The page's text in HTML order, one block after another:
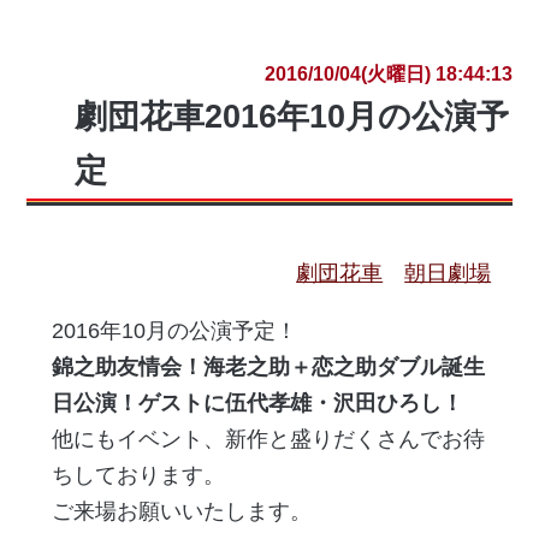
2016/10/04(火曜日) 18:44:13
劇団花車2016年10月の公演予
定
劇団花車 朝日劇場
2016年10月の公演予定！
錦之助友情会！海老之助＋恋之助ダブル誕生
日公演！ゲストに伍代孝雄・沢田ひろし！
他にもイベント、新作と盛りだくさんでお待
ちしております。
ご来場お願いいたします。